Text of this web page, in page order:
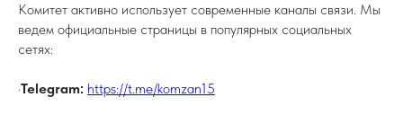
Комитет активно использует современные каналы связи. Мы
ведем официальные страницы в популярных социальных
сетях:
·Telegram: https://t.me/komzan15